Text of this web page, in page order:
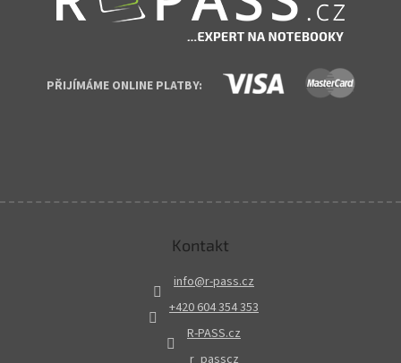
PŘIJÍMÁME ONLINE PLATBY:
Kontakt
info@r-pass.cz
+420 604 354 353
R-PASS.cz